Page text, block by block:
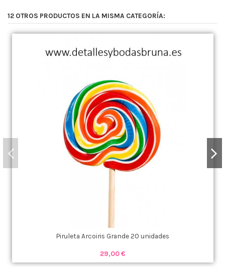
12 OTROS PRODUCTOS EN LA MISMA CATEGORÍA:
Piruleta Arcoiris Grande 20 unidades
29,00 €